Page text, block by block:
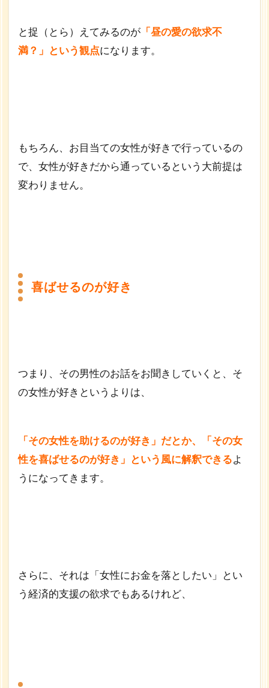
と捉（とら）えてみるのが 「昼の愛の欲求不
満？」という観点になります。
もちろん、お目当ての女性が好きで行っているの
で、女性が好きだから通っているという大前提は
変わりません。
喜ばせるのが好き
つまり、その男性のお話をお聞きしていくと、そ
の女性が好きというよりは、
「その女性を助けるのが好き」だとか、「その女
性を喜ばせるのが好き」という風に解釈できるよ
うになってきます。
さらに、それは「女性にお金を落としたい」とい
う経済的支援の欲求でもあるけれど、